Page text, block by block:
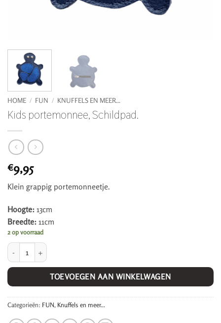
HOME / FUN / KNUFFELS EN MEER...
Kids portemonnee, Schildpad.
€9,95
Klein grappig portemonneetje.
Hoogte: 13cm
Breedte: 11cm
2 op voorraad
Kids portemonnee, Schildpad. aantal
TOEVOEGEN AAN WINKELWAGEN
Categorieën: FUN, Knuffels en meer...